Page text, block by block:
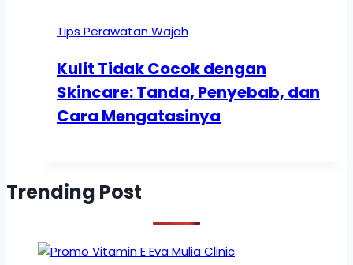
Tips Perawatan Wajah
Kulit Tidak Cocok dengan
Skincare: Tanda, Penyebab, dan
Cara Mengatasinya
Trending Post